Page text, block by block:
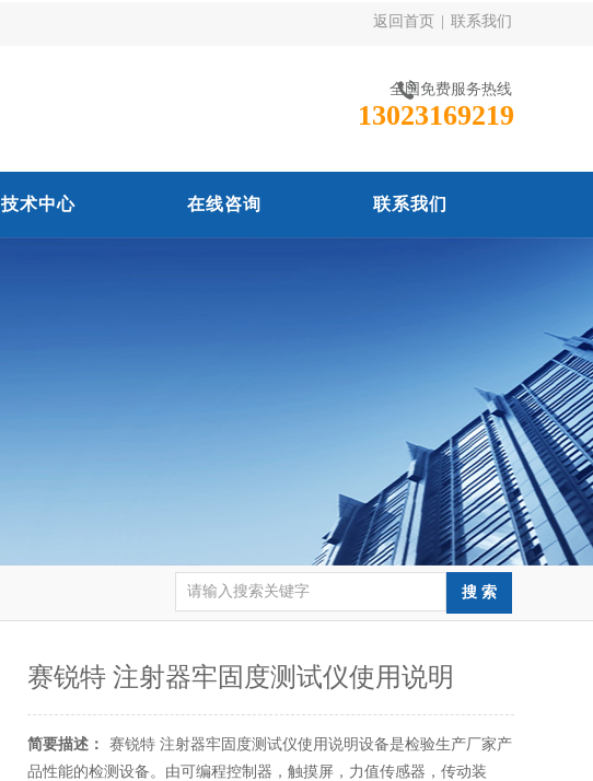
返回首页 联系我们
全国免费服务热线
13023169219
技术中心 在线咨询 联系我们
赛锐特 注射器牢固度测试仪使用说明
简要描述：
赛锐特 注射器牢固度测试仪使用说明设备是检验生产厂家产
品性能的检测设备。由可编程控制器，触摸屏，力值传感器，传动装